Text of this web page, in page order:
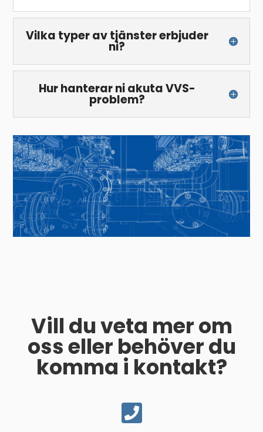
Vilka typer av tjänster erbjuder
ni?
Hur hanterar ni akuta VVS-
problem?
Vill du veta mer om
oss eller behöver du
komma i kontakt?
